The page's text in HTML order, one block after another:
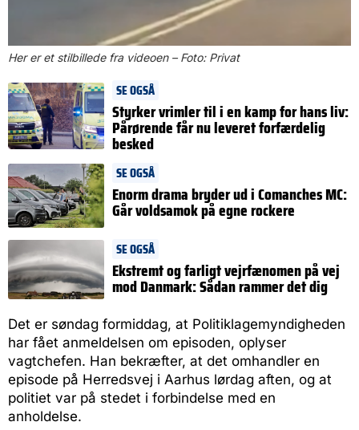
Her er et stilbillede fra videoen – Foto: Privat
SE OGSÅ
Styrker vrimler til i en kamp for hans liv:
Pårørende får nu leveret forfærdelig
besked
SE OGSÅ
Enorm drama bryder ud i Comanches MC:
Går voldsamok på egne rockere
SE OGSÅ
Ekstremt og farligt vejrfænomen på vej
mod Danmark: Sådan rammer det dig
Det er søndag formiddag, at Politiklagemyndigheden
har fået anmeldelsen om episoden, oplyser
vagtchefen. Han bekræfter, at det omhandler en
episode på Herredsvej i Aarhus lørdag aften, og at
politiet var på stedet i forbindelse med en
anholdelse.